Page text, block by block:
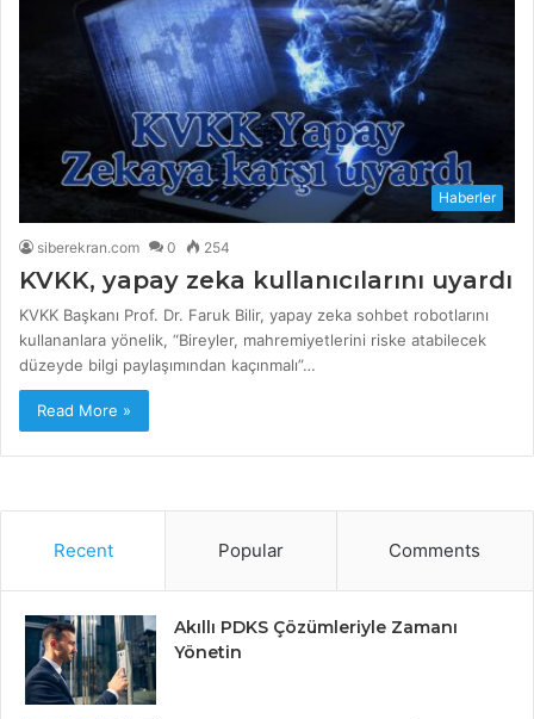
Haberler
siberekran.com 0 254
KVKK, yapay zeka kullanıcılarını uyardı
KVKK Başkanı Prof. Dr. Faruk Bilir, yapay zeka sohbet robotlarını
kullananlara yönelik, “Bireyler, mahremiyetlerini riske atabilecek
düzeyde bilgi paylaşımından kaçınmalı”…
Read More »
Recent Popular Comments
Akıllı PDKS Çözümleriyle Zamanı
Yönetin